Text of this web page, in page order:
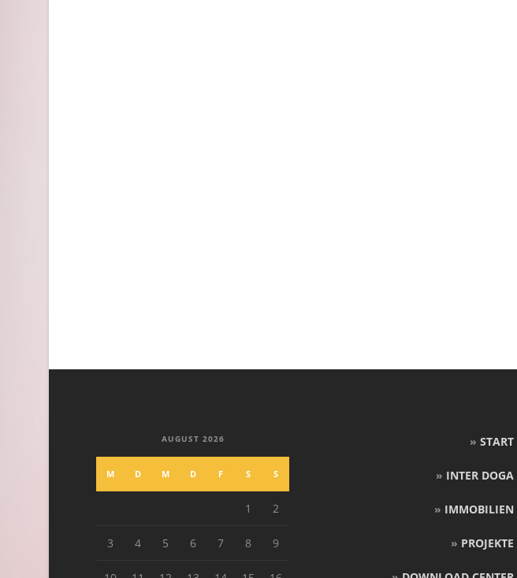
AUGUST 2026
M D M D F S S
1 2
3 4 5 6 7 8 9
» START
» INTER DOGA
» IMMOBILIEN
» PROJEKTE